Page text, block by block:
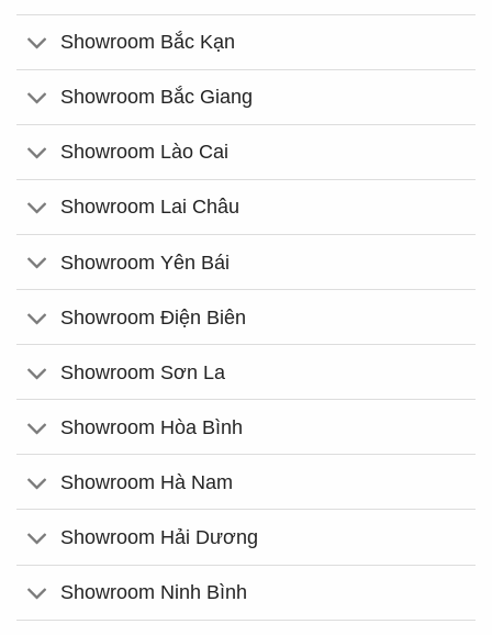
Showroom Bắc Kạn
Showroom Bắc Giang
Showroom Lào Cai
Showroom Lai Châu
Showroom Yên Bái
Showroom Điện Biên
Showroom Sơn La
Showroom Hòa Bình
Showroom Hà Nam
Showroom Hải Dương
Showroom Ninh Bình